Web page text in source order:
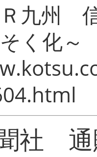
九州 信
く化～
社